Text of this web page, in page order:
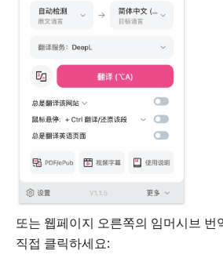
또는 웹페이지 오른쪽의 임머시브 번
직접 클릭하세요: